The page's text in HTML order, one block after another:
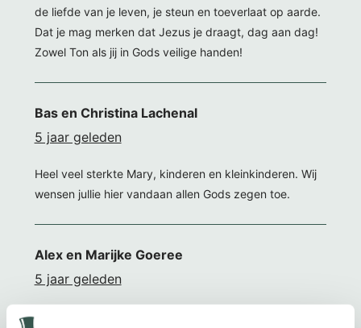
de liefde van je leven, je steun en toeverlaat op aarde.
Dat je mag merken dat Jezus je draagt, dag aan dag!
Zowel Ton als jij in Gods veilige handen!
Bas en Christina Lachenal
5 jaar geleden
Heel veel sterkte Mary, kinderen en kleinkinderen. Wij
wensen jullie hier vandaan allen Gods zegen toe.
Alex en Marijke Goeree
5 jaar geleden
Lieve, lieve Mary. Gecondoleerd met het overlijden van